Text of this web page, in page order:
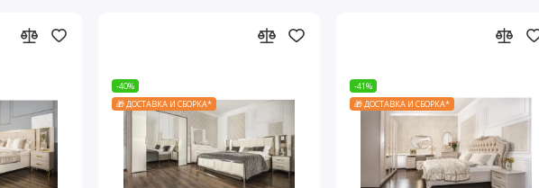
-40%
🎁 ДОСТАВКА И СБОРКА*
-41%
🎁 ДОСТАВКА И СБОРКА*